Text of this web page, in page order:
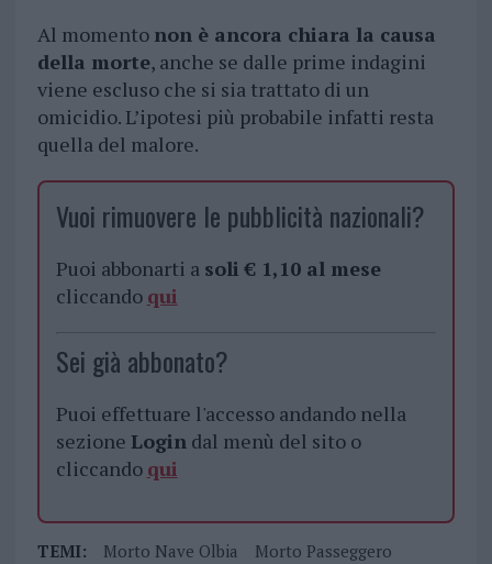
Al momento non è ancora chiara la causa
della morte, anche se dalle prime indagini
viene escluso che si sia trattato di un
omicidio. L’ipotesi più probabile infatti resta
quella del malore.
Vuoi rimuovere le pubblicità nazionali?
Puoi abbonarti a soli € 1,10 al mese
cliccando qui
Sei già abbonato?
Puoi effettuare l'accesso andando nella
sezione Logindal menù del sito o
cliccando qui
TEMI: Morto Nave Olbia
Morto Passeggero